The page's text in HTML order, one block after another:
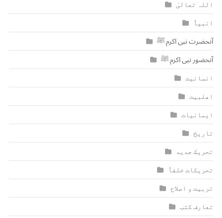
اللہ تعالیٰ
انبیاٗ
آنحضرت نبی اکرم ﷺ
آنحضور نبی اکرم ﷺ
انسانیت
اھلبیت
ایمانیات
تاریخ
تحریک جدید
تحریکات خلفاٗ
تربیت و اصلاح
تعارف کتب